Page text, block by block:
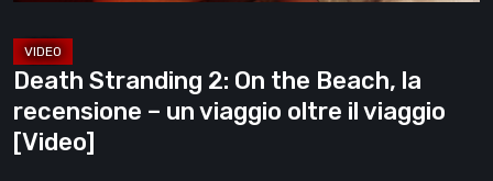
viaggio
oltre
il
viaggio
Death Stranding 2: On the Beach, la
recensione – un viaggio oltre il viaggio
[Video]